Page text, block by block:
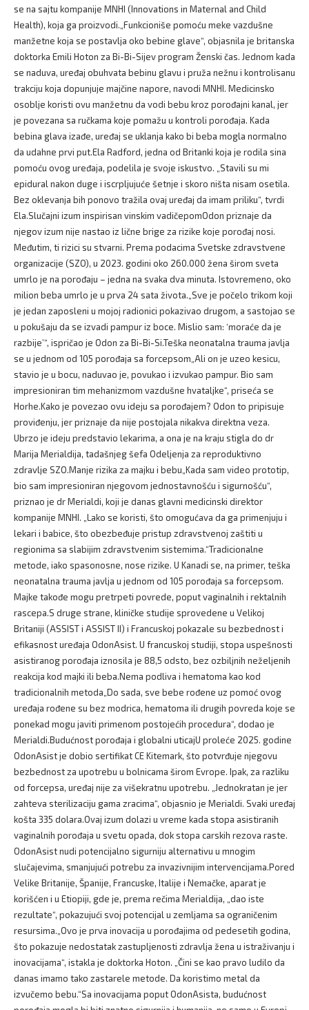
se na sajtu kompanije MNHI (Innovations in Maternal and Child
Health), koja ga proizvodi.„Funkcioniše pomoću meke vazdušne
manžetne koja se postavlja oko bebine glave“, objasnila je britanska
doktorka Emili Hoton za Bi-Bi-Sijev program Ženski čas. Jednom kada
se naduva, uređaj obuhvata bebinu glavu i pruža nežnu i kontrolisanu
trakciju koja dopunjuje majčine napore, navodi MNHI. Medicinsko
osoblje koristi ovu manžetnu da vodi bebu kroz porođajni kanal, jer
je povezana sa ručkama koje pomažu u kontroli porođaja. Kada
bebina glava izađe, uređaj se uklanja kako bi beba mogla normalno
da udahne prvi put.Ela Radford, jedna od Britanki koja je rodila sina
pomoću ovog uređaja, podelila je svoje iskustvo. „Stavili su mi
epidural nakon duge i iscrpljujuće šetnje i skoro ništa nisam osetila.
Bez oklevanja bih ponovo tražila ovaj uređaj da imam priliku“, tvrdi
Ela.Slučajni izum inspirisan vinskim vadičepomOdon priznaje da
njegov izum nije nastao iz lične brige za rizike koje porođaj nosi.
Međutim, ti rizici su stvarni. Prema podacima Svetske zdravstvene
organizacije (SZO), u 2023. godini oko 260.000 žena širom sveta
umrlo je na porođaju – jedna na svaka dva minuta. Istovremeno, oko
milion beba umrlo je u prva 24 sata života.„Sve je počelo trikom koji
je jedan zaposleni u mojoj radionici pokazivao drugom, a sastojao se
u pokušaju da se izvadi pampur iz boce. Mislio sam: ‘moraće da je
razbije’“, ispričao je Odon za Bi-Bi-Si.Teška neonatalna trauma javlja
se u jednom od 105 porođaja sa forcepsom„Ali on je uzeo kesicu,
stavio je u bocu, naduvao je, povukao i izvukao pampur. Bio sam
impresioniran tim mehanizmom vazdušne hvataljke“, priseća se
Horhe.Kako je povezao ovu ideju sa porođajem? Odon to pripisuje
proviđenju, jer priznaje da nije postojala nikakva direktna veza.
Ubrzo je ideju predstavio lekarima, a ona je na kraju stigla do dr
Marija Merialdija, tadašnjeg šefa Odeljenja za reproduktivno
zdravlje SZO.Manje rizika za majku i bebu„Kada sam video prototip,
bio sam impresioniran njegovom jednostavnošću i sigurnošću“,
priznao je dr Merialdi, koji je danas glavni medicinski direktor
kompanije MNHI. „Lako se koristi, što omogućava da ga primenjuju i
lekari i babice, što obezbeđuje pristup zdravstvenoj zaštiti u
regionima sa slabijim zdravstvenim sistemima.“Tradicionalne
metode, iako spasonosne, nose rizike. U Kanadi se, na primer, teška
neonatalna trauma javlja u jednom od 105 porođaja sa forcepsom.
Majke takođe mogu pretrpeti povrede, poput vaginalnih i rektalnih
rascepa.S druge strane, kliničke studije sprovedene u Velikoj
Britaniji (ASSIST i ASSIST II) i Francuskoj pokazale su bezbednost i
efikasnost uređaja OdonAsist. U francuskoj studiji, stopa uspešnosti
asistiranog porođaja iznosila je 88,5 odsto, bez ozbiljnih neželjenih
reakcija kod majki ili beba.Nema podliva i hematoma kao kod
tradicionalnih metoda„Do sada, sve bebe rođene uz pomoć ovog
uređaja rođene su bez modrica, hematoma ili drugih povreda koje se
ponekad mogu javiti primenom postojećih procedura“, dodao je
Merialdi.Budućnost porođaja i globalni uticajU proleće 2025. godine
OdonAsist je dobio sertifikat CE Kitemark, što potvrđuje njegovu
bezbednost za upotrebu u bolnicama širom Evrope. Ipak, za razliku
od forcepsa, uređaj nije za višekratnu upotrebu. „Jednokratan je jer
zahteva sterilizaciju gama zracima“, objasnio je Merialdi. Svaki uređaj
košta 335 dolara.Ovaj izum dolazi u vreme kada stopa asistiranih
vaginalnih porođaja u svetu opada, dok stopa carskih rezova raste.
OdonAsist nudi potencijalno sigurniju alternativu u mnogim
slučajevima, smanjujući potrebu za invazivnijim intervencijama.Pored
Velike Britanije, Španije, Francuske, Italije i Nemačke, aparat je
korišćen i u Etiopiji, gde je, prema rečima Merialdija, „dao iste
rezultate“, pokazujući svoj potencijal u zemljama sa ograničenim
resursima.„Ovo je prva inovacija u porođajima od pedesetih godina,
što pokazuje nedostatak zastupljenosti zdravlja žena u istraživanju i
inovacijama“, istakla je doktorka Hoton. „Čini se kao pravo ludilo da
danas imamo tako zastarele metode. Da koristimo metal da
izvučemo bebu.“Sa inovacijama poput OdonAsista, budućnost